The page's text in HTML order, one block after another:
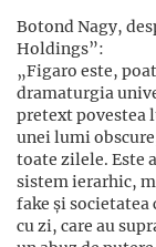
Botond Nagy,
Holdings”:
„Figaro este,
dramaturgia
pretext povestea
unei lumi
toate zilele. Este
sistem ierarhic,
fake și societatea
cu zi, care au